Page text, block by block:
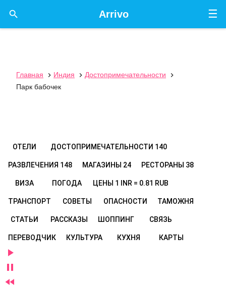
☰
Arrivo

Главная  Индия  Достопримечательности

Парк бабочек
ОТЕЛИ ДОСТОПРИМЕЧАТЕЛЬНОСТИ 140
РАЗВЛЕЧЕНИЯ 148 МАГАЗИНЫ 24 РЕСТОРАНЫ 38
ВИЗА ПОГОДА ЦЕНЫ 1 INR = 0.81 RUB
ТРАНСПОРТ СОВЕТЫ ОПАСНОСТИ ТАМОЖНЯ
СТАТЬИ РАССКАЗЫ ШОППИНГ СВЯЗЬ
ПЕРЕВОДЧИК КУЛЬТУРА КУХНЯ КАРТЫ


